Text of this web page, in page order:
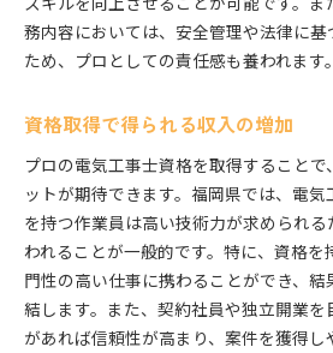
務内容においては、安全管理や法律に
ため、プロとしての責任感も養われます。
資格取得で得られる収入の増加
プロの電気工事士資格を取得すること
ットが期待できます。福岡県では、電
を持つ作業員は高い技術力が求められ
われることが一般的です。特に、資格を
門性の高い仕事に携わることができ、
結します。また、契約社員や独立開業
があれば信頼性が高まり、案件を獲得し